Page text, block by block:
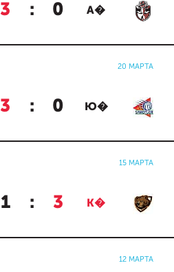
3 : 0 А�
20 МАРТА
3 : 0 Ю�
15 МАРТА
1 : 3 К�
12 МАРТА